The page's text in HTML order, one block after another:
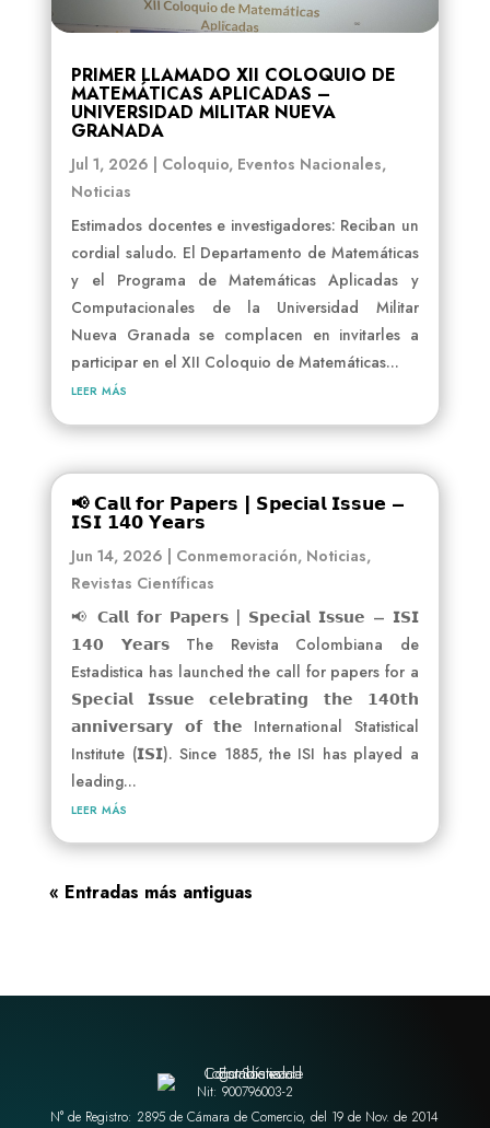
PRIMER LLAMADO XII COLOQUIO DE
MATEMÁTICAS APLICADAS –
UNIVERSIDAD MILITAR NUEVA
GRANADA
Jul 1, 2026 Coloquio, Eventos Nacionales,
Noticias
Estimados docentes e investigadores: Reciban un
cordial saludo. El Departamento de Matemáticas
y el Programa de Matemáticas Aplicadas y
Computacionales de la Universidad Militar
Nueva Granada se complacen en invitarles a
participar en el XII Coloquio de Matemáticas...
leer más
📢 𝗖𝗮𝗹𝗹 𝗳𝗼𝗿 𝗣𝗮𝗽𝗲𝗿𝘀 | 𝗦𝗽𝗲𝗰𝗶𝗮𝗹 𝗜𝘀𝘀𝘂𝗲 –
𝗜𝗦𝗜 𝟭𝟰𝟬 𝗬𝗲𝗮𝗿𝘀
Jun 14, 2026 | Conmemoración, Noticias,
Revistas Científicas
📢 𝗖𝗮𝗹𝗹 𝗳𝗼𝗿 𝗣𝗮𝗽𝗲𝗿𝘀 | 𝗦𝗽𝗲𝗰𝗶𝗮𝗹 𝗜𝘀𝘀𝘂𝗲 – 𝗜𝗦𝗜
𝟭𝟰𝟬 𝗬𝗲𝗮𝗿𝘀 The Revista Colombiana de
Estadistica has launched the call for papers for a
𝗦𝗽𝗲𝗰𝗶𝗮𝗹 𝗜𝘀𝘀𝘂𝗲 𝗰𝗲𝗹𝗲𝗯𝗿𝗮𝘁𝗶𝗻𝗴 𝘁𝗵𝗲 𝟭𝟰𝟬𝘁𝗵
𝗮𝗻𝗻𝗶𝘃𝗲𝗿𝘀𝗮𝗿𝘆 𝗼𝗳 𝘁𝗵𝗲 International Statistical
Institute (𝗜𝗦𝗜). Since 1885, the ISI has played a
leading...
leer más
« Entradas más antiguas
Nit: 900796003-2
N° de Registro: 2895 de Cámara de Comercio, del 19 de Nov. de 2014